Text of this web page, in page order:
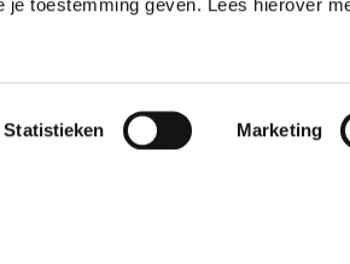
toestemming geven. Lees hierover
Statistieken Marketing